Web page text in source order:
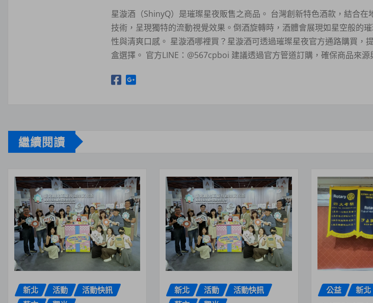
星漩酒（ShinyQ）是璀璨星夜販售之商品。 台灣創新特色酒款，結合在
技術，呈現獨特的流動視覺效果。倒酒旋轉時，酒體會展現如星空般的
性與清爽口感。 星漩酒哪裡買？星漩酒可透過璀璨星夜官方通路購買，
盒選擇。 官方LINE：@567cpboi 建議透過官方管道訂購，確保商品來源
繼續閱讀
新北 活動
活動快訊
新北 活動
活動快訊
公益 新北